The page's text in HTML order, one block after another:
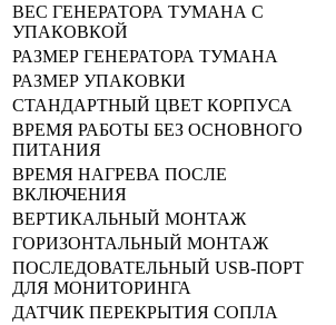
ВЕС ГЕНЕРАТОРА ТУМАНА С
УПАКОВКОЙ
РАЗМЕР ГЕНЕРАТОРА ТУМАНА
РАЗМЕР УПАКОВКИ
СТАНДАРТНЫЙ ЦВЕТ КОРПУСА
ВРЕМЯ РАБОТЫ БЕЗ ОСНОВНОГО
ПИТАНИЯ
ВРЕМЯ НАГРЕВА ПОСЛЕ
ВКЛЮЧЕНИЯ
ВЕРТИКАЛЬНЫЙ МОНТАЖ
ГОРИЗОНТАЛЬНЫЙ МОНТАЖ
ПОСЛЕДОВАТЕЛЬНЫЙ USB-ПОРТ
ДЛЯ МОНИТОРИНГА
ДАТЧИК ПЕРЕКРЫТИЯ СОПЛА